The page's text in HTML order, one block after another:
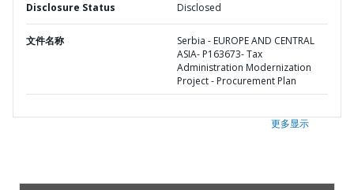
Disclosure Status Disclosed
文件名称
Serbia - EUROPE AND CENTRAL
ASIA- P163673- Tax
Administration Modernization
Project - Procurement Plan
更多显示